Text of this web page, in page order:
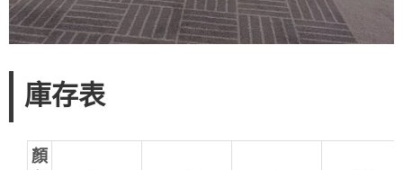
庫存表
顏